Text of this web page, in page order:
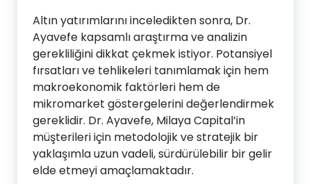
Altın yatırımlarını inceledikten sonra, Dr.
Ayavefe kapsamlı araştırma ve analizin
gerekliliğini dikkat çekmek istiyor. Potansiyel
fırsatları ve tehlikeleri tanımlamak için hem
makroekonomik faktörleri hem de
mikromarket göstergelerini değerlendirmek
gereklidir. Dr. Ayavefe, Milaya Capital’in
müşterileri için metodolojik ve stratejik bir
yaklaşımla uzun vadeli, sürdürülebilir bir gelir
elde etmeyi amaçlamaktadır.